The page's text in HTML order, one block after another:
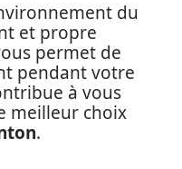
du
et propre
permet de
pendant votre
à vous
meilleur choix
.